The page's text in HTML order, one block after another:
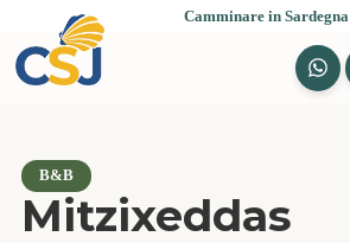
content
Camminare in Sardegna
B&B
Mitzixeddas